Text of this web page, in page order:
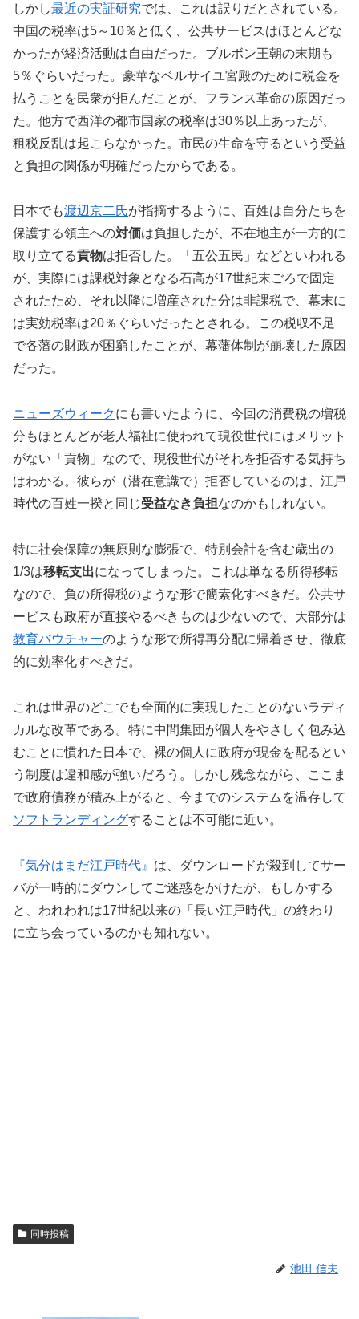
しかし最近の実証研究では、これは誤りだとされている。
中国の税率は5～10％と低く、公共サービスはほとんどな
かったが経済活動は自由だった。ブルボン王朝の末期も
5％ぐらいだった。豪華なベルサイユ宮殿のために税金を
払うことを民衆が拒んだことが、フランス革命の原因だっ
た。他方で西洋の都市国家の税率は30％以上あったが、
租税反乱は起こらなかった。市民の生命を守るという受益
と負担の関係が明確だったからである。
日本でも渡辺京二氏が指摘するように、百姓は自分たちを
保護する領主への対価は負担したが、不在地主が一方的に
取り立てる貢物は拒否した。「五公五民」などといわれる
が、実際には課税対象となる石高が17世紀末ごろで固定
されたため、それ以降に増産された分は非課税で、幕末に
は実効税率は20％ぐらいだったとされる。この税収不足
で各藩の財政が困窮したことが、幕藩体制が崩壊した原因
だった。
ニューズウィークにも書いたように、今回の消費税の増税
分もほとんどが老人福祉に使われて現役世代にはメリット
がない「貢物」なので、現役世代がそれを拒否する気持ち
はわかる。彼らが（潜在意識で）拒否しているのは、江戸
時代の百姓一揆と同じ受益なき負担なのかもしれない。
特に社会保障の無原則な膨張で、特別会計を含む歳出の
1/3は移転支出になってしまった。これは単なる所得移転
なので、負の所得税のような形で簡素化すべきだ。公共サ
ービスも政府が直接やるべきものは少ないので、大部分は
教育バウチャーのような形で所得再分配に帰着させ、徹底
的に効率化すべきだ。
これは世界のどこでも全面的に実現したことのないラディ
カルな改革である。特に中間集団が個人をやさしく包み込
むことに慣れた日本で、裸の個人に政府が現金を配るとい
う制度は違和感が強いだろう。しかし残念ながら、ここま
で政府債務が積み上がると、今までのシステムを温存して
ソフトランディングすることは不可能に近い。
『気分はまだ江戸時代』 は、ダウンロードが殺到してサー
バが一時的にダウンしてご迷惑をかけたが、もしかする
と、われわれは17世紀以来の「長い江戸時代」の終わり
に立ち会っているのかも知れない。
同時投稿
池田 信夫